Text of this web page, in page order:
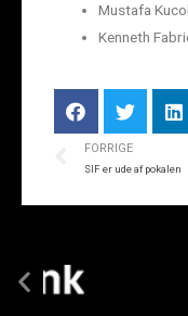
Mustafa
Kenneth
FORRIGE
SIF er ude af pokalen